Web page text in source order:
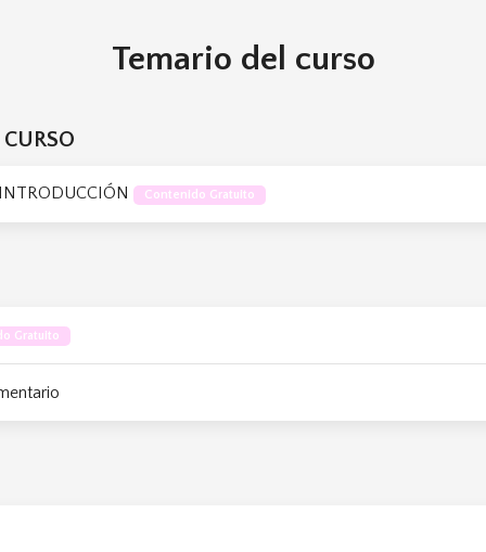
Temario del curso
Contenido Gratuito
Gratuito